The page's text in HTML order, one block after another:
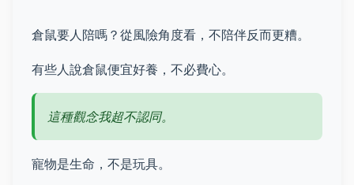
倉鼠要人陪嗎？從風險角度看，不陪伴反而更糟。
有些人說倉鼠便宜好養，不必費心。
這種觀念我超不認同。
寵物是生命，不是玩具。